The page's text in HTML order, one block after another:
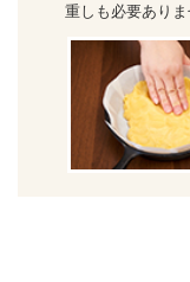
重しも必要ありま